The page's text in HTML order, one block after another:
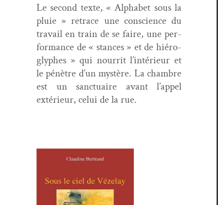
Le sec­ond texte, « Alpha­bet sous la
pluie » retrace une con­science du
tra­vail en train de se faire, une per­
for­mance de « stances » et de hiéro­
glyphes » qui nour­rit l’intérieur et
le pénètre d’un mys­tère. La cham­bre
est un sanc­tu­aire avant l’appel
extérieur, celui de la rue.